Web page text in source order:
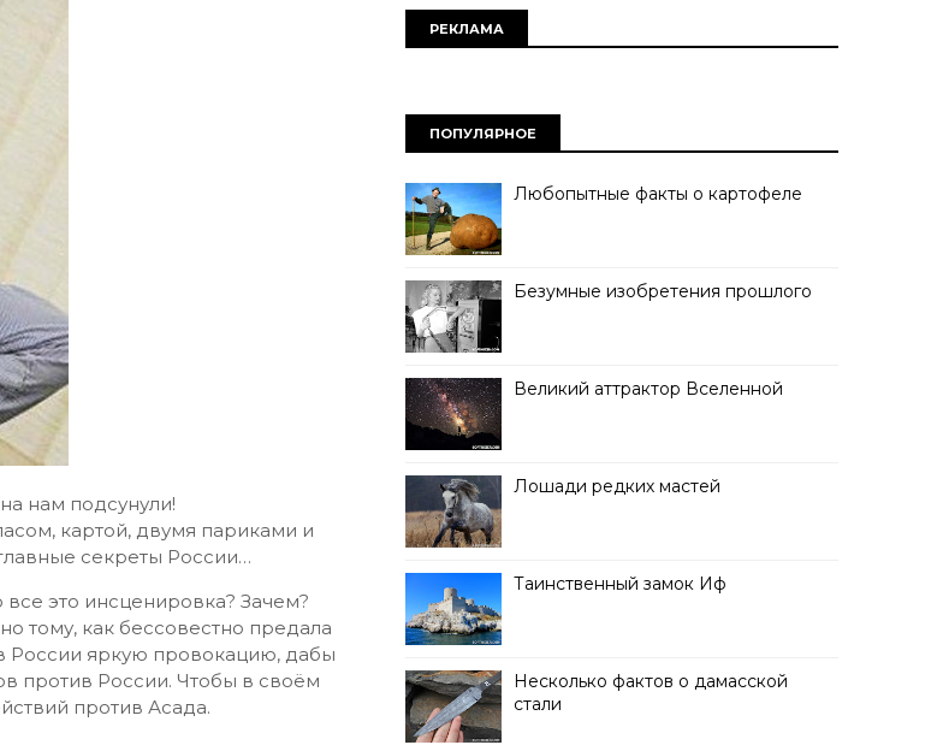
нам подсунули!
картой, двумя париками и
секреты России…
это инсценировка? Зачем?
тому, как бессовестно предала
России яркую провокацию, дабы
против России. Чтобы в своём
против Асада.
РЕКЛАМА
ПОПУЛЯРНОЕ
Любопытные факты о картофеле
Безумные изобретения прошлого
Великий аттрактор Вселенной
Лошади редких мастей
Таинственный замок Иф
Несколько фактов о дамасской
стали